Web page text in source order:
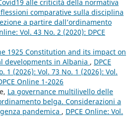
alle criticità della normativa
comparative sulla disciplina
a partire dall’ordinamento
Vol. 43 No. 2 (2020): DPCE
1925 Constitution and its impact on
developments in Albania , DPCE
1 (2026): Vol. 73 No. 1 (2026): Vol.
Online 1-2026
La governance multilivello delle
belga. Considerazioni a
pandemica , DPCE Online: Vol.